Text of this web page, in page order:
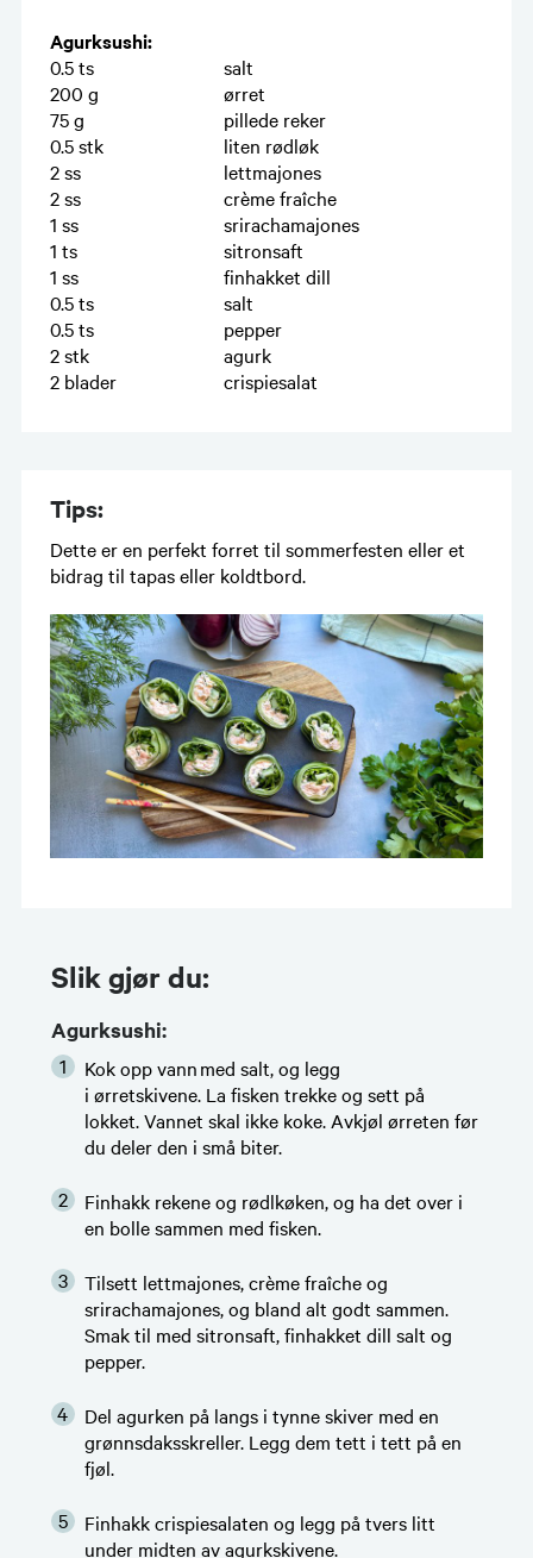
Agurksushi:
0.5ts
salt
200 g
ørret
75g
pillede reker
0.5stk
liten rødløk
2ss
lettmajones
2ss
crème fraîche
1 ss
srirachamajones
1 ts
sitronsaft
1 ss
finhakket dill
0.5ts
salt
0.5ts
pepper
2stk
agurk
2blader crispiesalat
Tips:
Dette er en perfekt forret til sommerfesten eller et
bidrag til tapas eller koldtbord.
Slik gjør du:
Agurksushi:
Kok opp vann med salt, og legg
i ørretskivene. La fisken trekke og sett på
lokket. Vannet skal ikke koke. Avkjøl ørreten før
du deler den i små biter.
Finhakk rekene og rødlkøken, og ha det over i
en bolle sammen med fisken.
Tilsett lettmajones, crème fraîche og
srirachamajones, og bland alt godt sammen.
Smak til med sitronsaft, finhakket dill salt og
pepper.
Del agurken på langs i tynne skiver med en
grønnsdaksskreller. Legg dem tett i tett på en
fjøl.
Finhakk crispiesalaten og legg på tvers litt
under midten av agurkskivene.